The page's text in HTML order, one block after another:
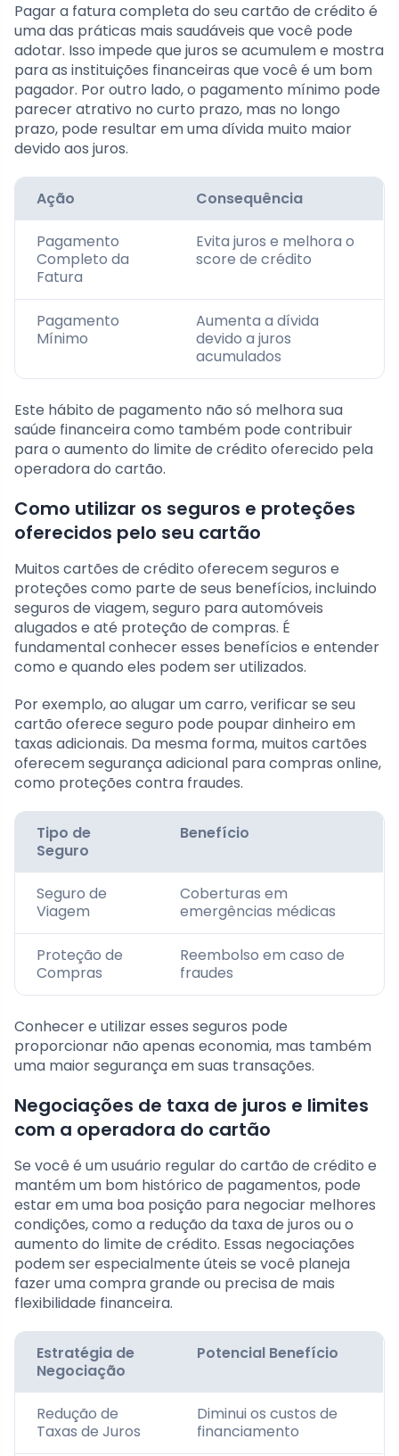
Pagar a fatura completa do seu cartão de crédito é
uma das práticas mais saudáveis que você pode
adotar. Isso impede que juros se acumulem e mostra
para as instituições financeiras que você é um bom
pagador. Por outro lado, o pagamento mínimo pode
parecer atrativo no curto prazo, mas no longo
prazo, pode resultar em uma dívida muito maior
devido aos juros.
Ação Consequência
Pagamento
Completo da
Fatura
Evita juros e melhora o
score de crédito
Pagamento
Mínimo
Aumenta a dívida
devido a juros
acumulados
Este hábito de pagamento não só melhora sua
saúde financeira como também pode contribuir
para o aumento do limite de crédito oferecido pela
operadora do cartão.
Como utilizar os seguros e proteções
oferecidos pelo seu cartão
Muitos cartões de crédito oferecem seguros e
proteções como parte de seus benefícios, incluindo
seguros de viagem, seguro para automóveis
alugados e até proteção de compras. É
fundamental conhecer esses benefícios e entender
como e quando eles podem ser utilizados.
Por exemplo, ao alugar um carro, verificar se seu
cartão oferece seguro pode poupar dinheiro em
taxas adicionais. Da mesma forma, muitos cartões
oferecem segurança adicional para compras online,
como proteções contra fraudes.
Tipo de
Seguro
Benefício
Seguro de
Viagem
Coberturas em
emergências médicas
Proteção de
Compras
Reembolso em caso de
fraudes
Conhecer e utilizar esses seguros pode
proporcionar não apenas economia, mas também
uma maior segurança em suas transações.
Negociações de taxa de juros e limites
com a operadora do cartão
Se você é um usuário regular do cartão de crédito e
mantém um bom histórico de pagamentos, pode
estar em uma boa posição para negociar melhores
condições, como a redução da taxa de juros ou o
aumento do limite de crédito. Essas negociações
podem ser especialmente úteis se você planeja
fazer uma compra grande ou precisa de mais
flexibilidade financeira.
Estratégia de
Negociação
Potencial Benefício
Redução de
Taxas de Juros
Diminui os custos de
financiamento